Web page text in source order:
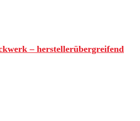
– herstellerübergreifend